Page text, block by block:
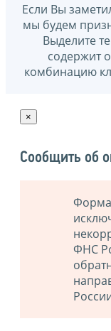
Если Вы
мы будем
Выделите
содержит
комбинацию
×
Сообщить об
Форма
ФНС